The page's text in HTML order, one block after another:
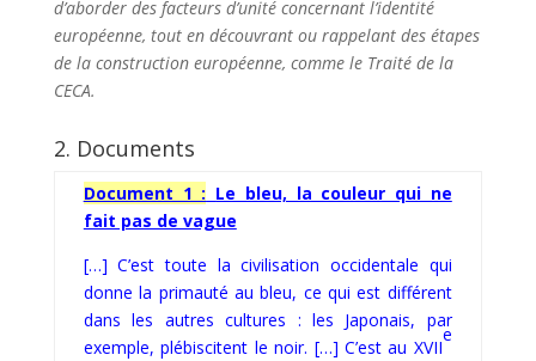
d’aborder des facteurs d’unité concernant l’identité
européenne, tout en découvrant ou rappelant des étapes
de la construction européenne, comme le Traité de la
CECA.
2. Documents
Document 1 : Le bleu, la couleur qui ne
fait pas de vague
[…] C’est toute la civilisation occidentale qui
donne la primauté au bleu, ce qui est différent
dans les autres cultures : les Japonais, par
exemple, plébiscitent le noir. […] C’est au XVII
e